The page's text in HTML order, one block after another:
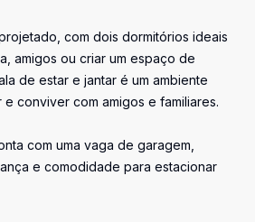
com dois dormitórios ideais
amigos ou criar um espaço de
de estar e jantar é um ambiente
conviver com amigos e familiares.
com uma vaga de garagem,
e comodidade para estacionar